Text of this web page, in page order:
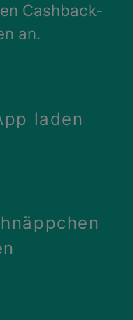
Cashback-
an.
laden